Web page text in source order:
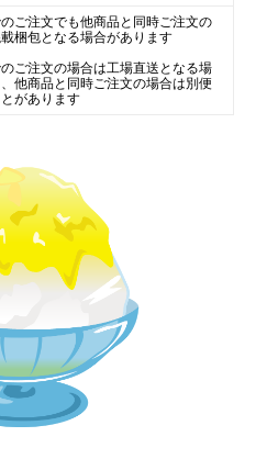
ご注文でも他商品と同時ご注文の
梱包となる場合があります
ご注文の場合は工場直送となる場
他商品と同時ご注文の場合は別便
があります